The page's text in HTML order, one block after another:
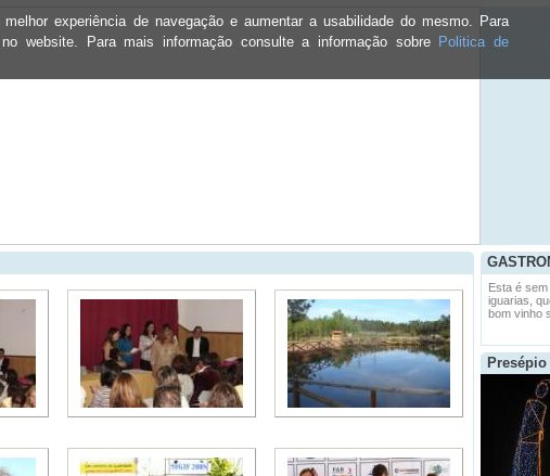
experiência de navegação e aumentar a usabilidade do mesmo. Para
website. Para mais informação consulte a informação sobre Politica de
Esta é
iguarias,
bom vinho